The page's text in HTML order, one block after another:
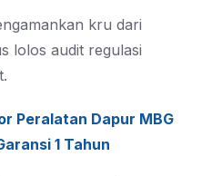
kru dari
lolos audit regulasi
Peralatan Dapur MBG
1 Tahun